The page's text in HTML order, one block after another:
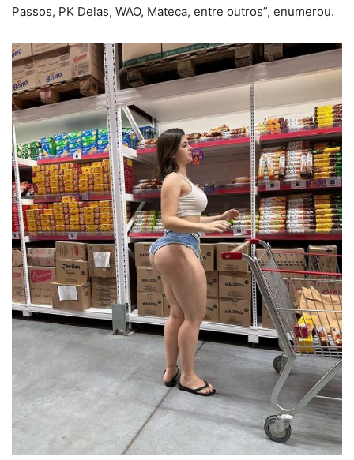
Passos, PK Delas, WAO, Mateca, entre outros”, enumerou.